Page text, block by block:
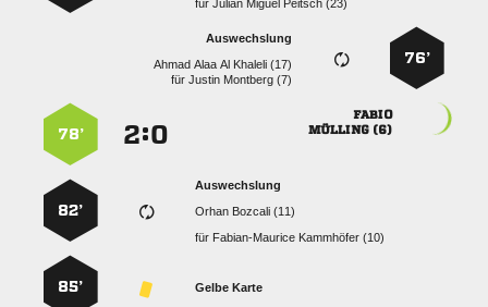
für   
76’
Auswechslung
    
für  

 
:
78’
Auswechslung
  
für   
82’
Gelbe Karte
85’